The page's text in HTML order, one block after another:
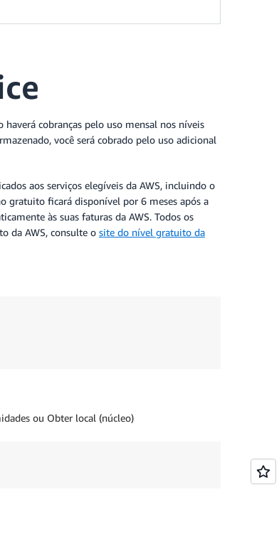
cobranças pelo uso mensal nos níveis
você será cobrado pelo uso adicional
aos serviços elegíveis da AWS, incluindo o
gratuito ficará disponível por 6 meses após a
às suas faturas da AWS. Todos os
da AWS, consulte o site do nível gratuito da
ou Obter local (núcleo)